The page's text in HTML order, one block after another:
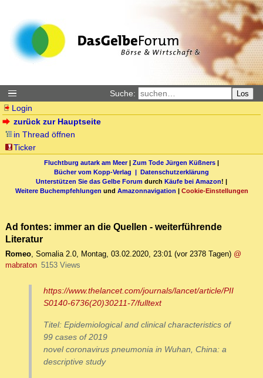
Suche: Los
Login
zurück zur Hauptseite
in Thread öffnen
Ticker
Fluchtburg autark am Meer| Zum Tode Jürgen Küßners |
Bücher vom Kopp-Verlag | Datenschutzerklärung
Unterstützen Sie das Gelbe Forum durch Käufe bei Amazon! |
Weitere Buchempfehlungen und Amazonnavigation | Cookie-Einstellungen
Ad fontes: immer an die Quellen - weiterführende
Literatur
Romeo, Somalia 2.0, Montag, 03.02.2020, 23:01 (vor 2378 Tagen) @
mabraton 5153 Views
https://www.thelancet.com/journals/lancet/article/PII
S0140-6736(20)30211-7/fulltext
Titel: Epidemiological and clinical characteristics of
99 cases of 2019
novel coronavirus pneumonia in Wuhan, China: a
descriptive study